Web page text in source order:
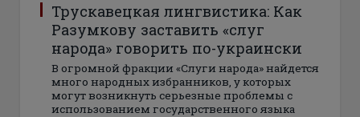
Трускавецкая лингвистика: Как
Разумкову заставить «слуг
народа» говорить по-украински
В огромной фракции «Слуги народа» найдется
много народных избранников, у которых
могут возникнуть серьезные проблемы с
использованием государственного языка